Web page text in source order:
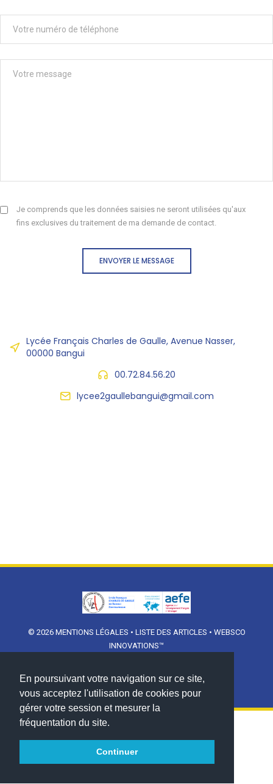
En poursuivant votre navigation sur ce site,
vous acceptez l'utilisation de cookies pour
gérer votre session et mesurer la
fréquentation du site.
Continuer
Je comprends que les données saisies ne seront utilisées qu'aux
fins exclusives du traitement de ma demande de contact.
ENVOYER LE MESSAGE
Lycée Français Charles de Gaulle, Avenue Nasser,
00000 Bangui
00.72.84.56.20
lycee2gaullebangui@gmail.com
© 2026 MENTIONS LÉGALES • LISTE DES ARTICLES • WEBSCO
INNOVATIONS™